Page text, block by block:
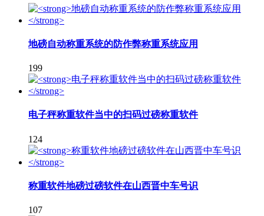
地磅自动称重系统的防作弊称重系统应用
199
电子秤称重软件当中的扫码过磅称重软件
124
称重软件地磅过磅软件在山西晋中车号识
107